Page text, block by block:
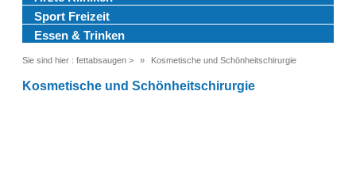
Sport Freizeit
Essen & Trinken
Sie sind hier : fettabsaugen > Kosmetische und Schönheitschirurgie
Kosmetische und Schönheitschirurgie